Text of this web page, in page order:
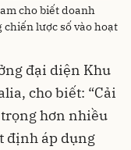
cho biết doanh
lược số vào hoạt
đại diện Khu
cho biết: “Cải
hơn nhiều
định áp dụng